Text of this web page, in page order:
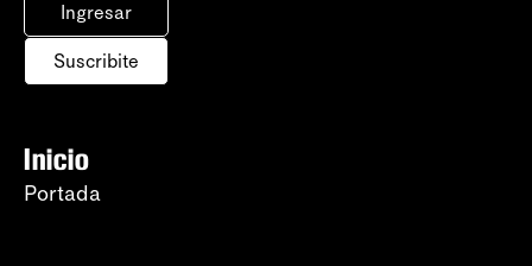
Ingresar
Suscribite
Inicio
Portada